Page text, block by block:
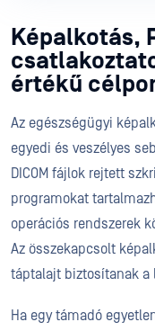
Képalkotás,
értékű
Az egészségügyi
egyedi és veszélyes
DICOM fájlok rejtett
programokat
operációs rendszerek
Az összekapcsolt
táptalajt biztosítanak a
Ha egy támadó